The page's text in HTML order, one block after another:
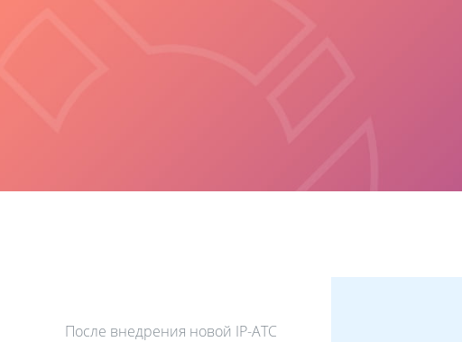
После внедрения новой IP-АТС